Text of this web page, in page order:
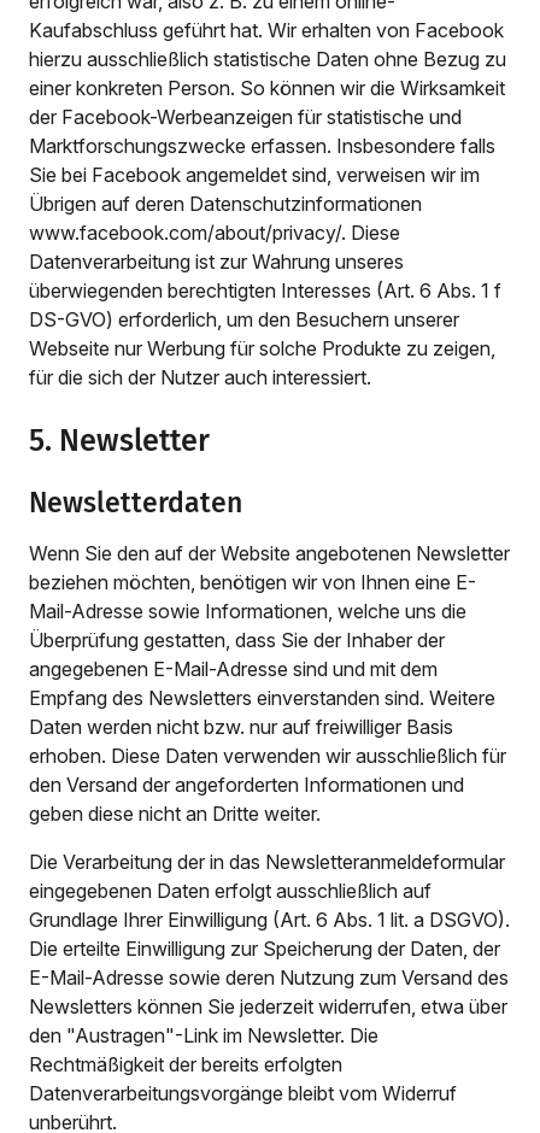
Kaufabschluss geführt hat. Wir erhalten von Facebook
hierzu ausschließlich statistische Daten ohne Bezug zu
einer konkreten Person. So können wir die Wirksamkeit
der Facebook-Werbeanzeigen für statistische und
Marktforschungszwecke erfassen. Insbesondere falls
Sie bei Facebook angemeldet sind, verweisen wir im
Übrigen auf deren Datenschutzinformationen
www.facebook.com/about/privacy/. Diese
Datenverarbeitung ist zur Wahrung unseres
überwiegenden berechtigten Interesses (Art. 6 Abs. 1 f
DS-GVO) erforderlich, um den Besuchern unserer
Webseite nur Werbung für solche Produkte zu zeigen,
für die sich der Nutzer auch interessiert.
5. Newsletter
Newsletterdaten
Wenn Sie den auf der Website angebotenen Newsletter
beziehen möchten, benötigen wir von Ihnen eine E-
Mail-Adresse sowie Informationen, welche uns die
Überprüfung gestatten, dass Sie der Inhaber der
angegebenen E-Mail-Adresse sind und mit dem
Empfang des Newsletters einverstanden sind. Weitere
Daten werden nicht bzw. nur auf freiwilliger Basis
erhoben. Diese Daten verwenden wir ausschließlich für
den Versand der angeforderten Informationen und
geben diese nicht an Dritte weiter.
Die Verarbeitung der in das Newsletteranmeldeformular
eingegebenen Daten erfolgt ausschließlich auf
Grundlage Ihrer Einwilligung (Art. 6 Abs. 1 lit. a DSGVO).
Die erteilte Einwilligung zur Speicherung der Daten, der
E-Mail-Adresse sowie deren Nutzung zum Versand des
Newsletters können Sie jederzeit widerrufen, etwa über
den "Austragen"-Link im Newsletter. Die
Rechtmäßigkeit der bereits erfolgten
Datenverarbeitungsvorgänge bleibt vom Widerruf
unberührt.